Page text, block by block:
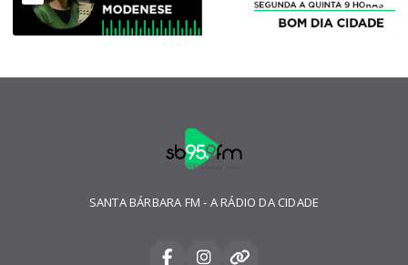
SANTA BÁRBARA FM - A RÁDIO DA CIDADE